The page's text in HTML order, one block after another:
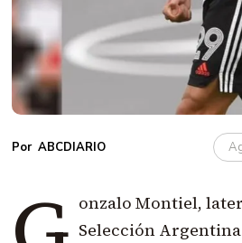
ABCDIARIO
onzalo Montiel,
Selección